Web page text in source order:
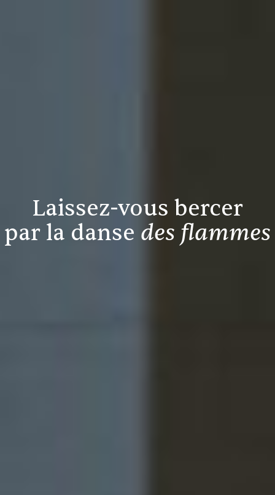
Laissez-vous bercer
par la danse des flammes